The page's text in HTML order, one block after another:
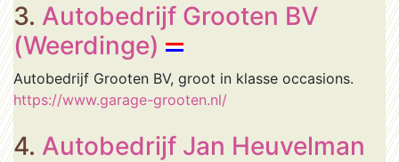
3. Autobedrijf Grooten BV
(Weerdinge)
Autobedrijf Grooten BV, groot in klasse occasions.
https://www.garage-grooten.nl/
4. Autobedrijf Jan Heuvelman